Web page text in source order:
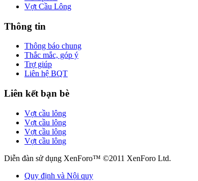
Vợt Cầu Lông
Thông tin
Thông báo chung
Thắc mắc, góp ý
Trợ giúp
Liên hệ BQT
Liên kết bạn bè
Vợt cầu lông
Vợt cầu lông
Vợt cầu lông
Vợt cầu lông
Diễn đàn sử dụng XenForo™ ©2011 XenForo Ltd.
Quy định và Nội quy